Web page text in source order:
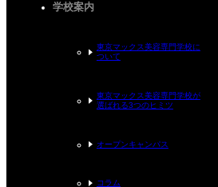
学校案内
東京マックス美容専門学校に
ついて
東京マックス美容専門学校が
選ばれる3つのヒミツ
オープンキャンパス
コラム